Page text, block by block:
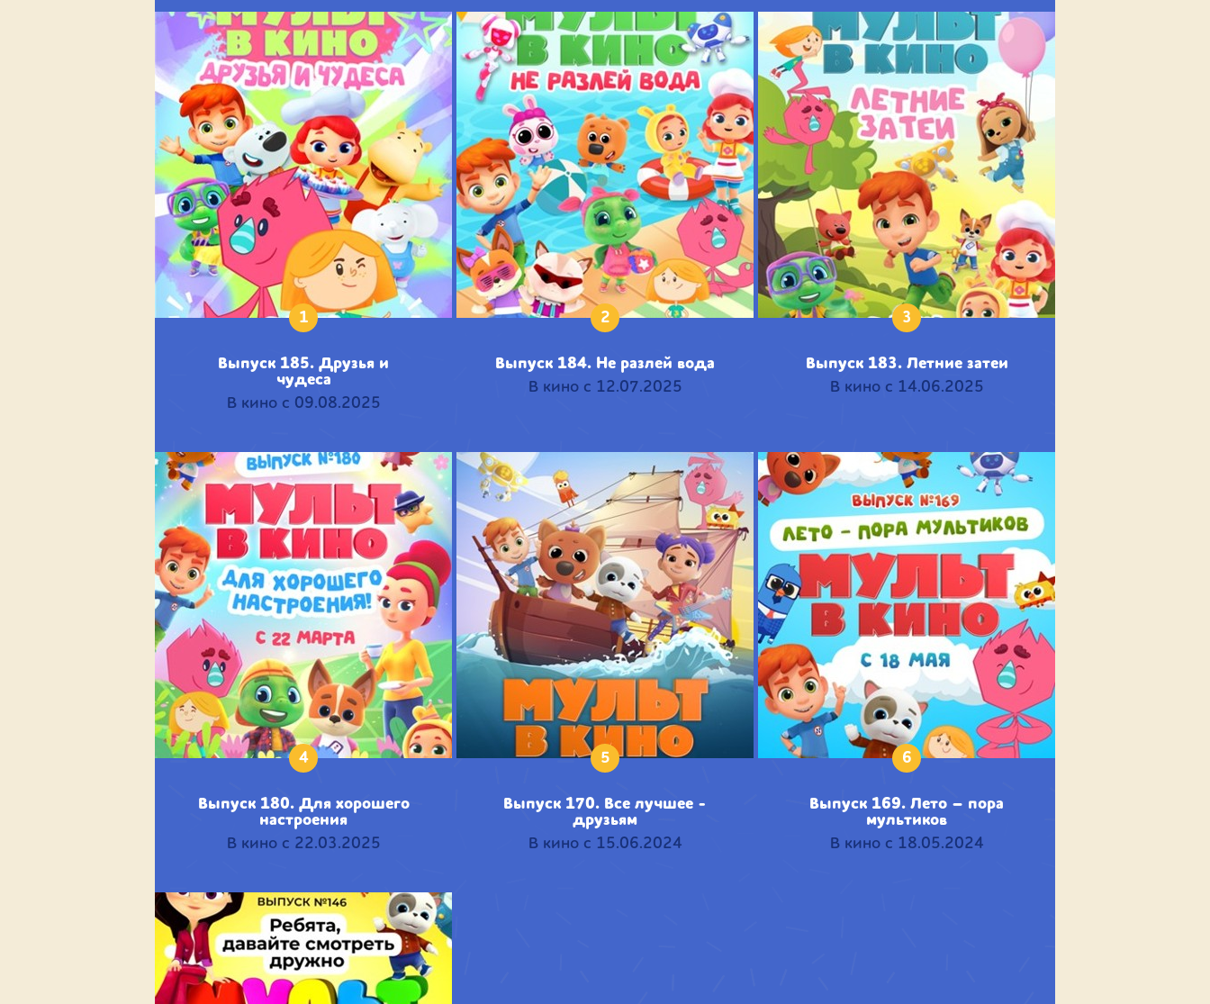
1
Выпуск 185. Друзья и
чудеса
В кино с 09.08.2025
2
Выпуск 184. Не разлей вода
В кино с 12.07.2025
3
Выпуск 183. Летние затеи
В кино с 14.06.2025
4
Выпуск 180. Для хорошего
настроения
В кино с 22.03.2025
5
Выпуск 170. Все лучшее -
друзьям
В кино с 15.06.2024
6
Выпуск 169. Лето – пора
мультиков
В кино с 18.05.2024